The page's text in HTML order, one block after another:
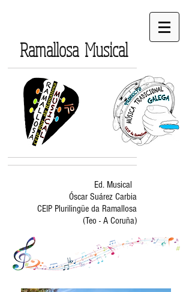
Ramallosa Musical
Ed. Musical
Óscar Suárez Carbia
CEIP Plurilingüe da Ramallosa
(Teo - A Coruña)